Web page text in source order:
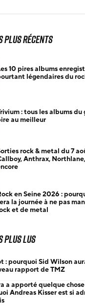
plus récents
10 pires albums
légendaires du
: tous les albums du
au meilleur
rock & metal du 7
Anthrax,
en Seine 2026 :
la journée à ne pas
et de metal
plus lus
: pourquoi Sid Wilson
rapport de TMZ
a apporté quelque
Andreas Kisser est si